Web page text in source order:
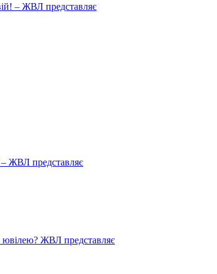
– ЖВЛ представляє
– ЖВЛ представляє
ювілею? ЖВЛ представляє